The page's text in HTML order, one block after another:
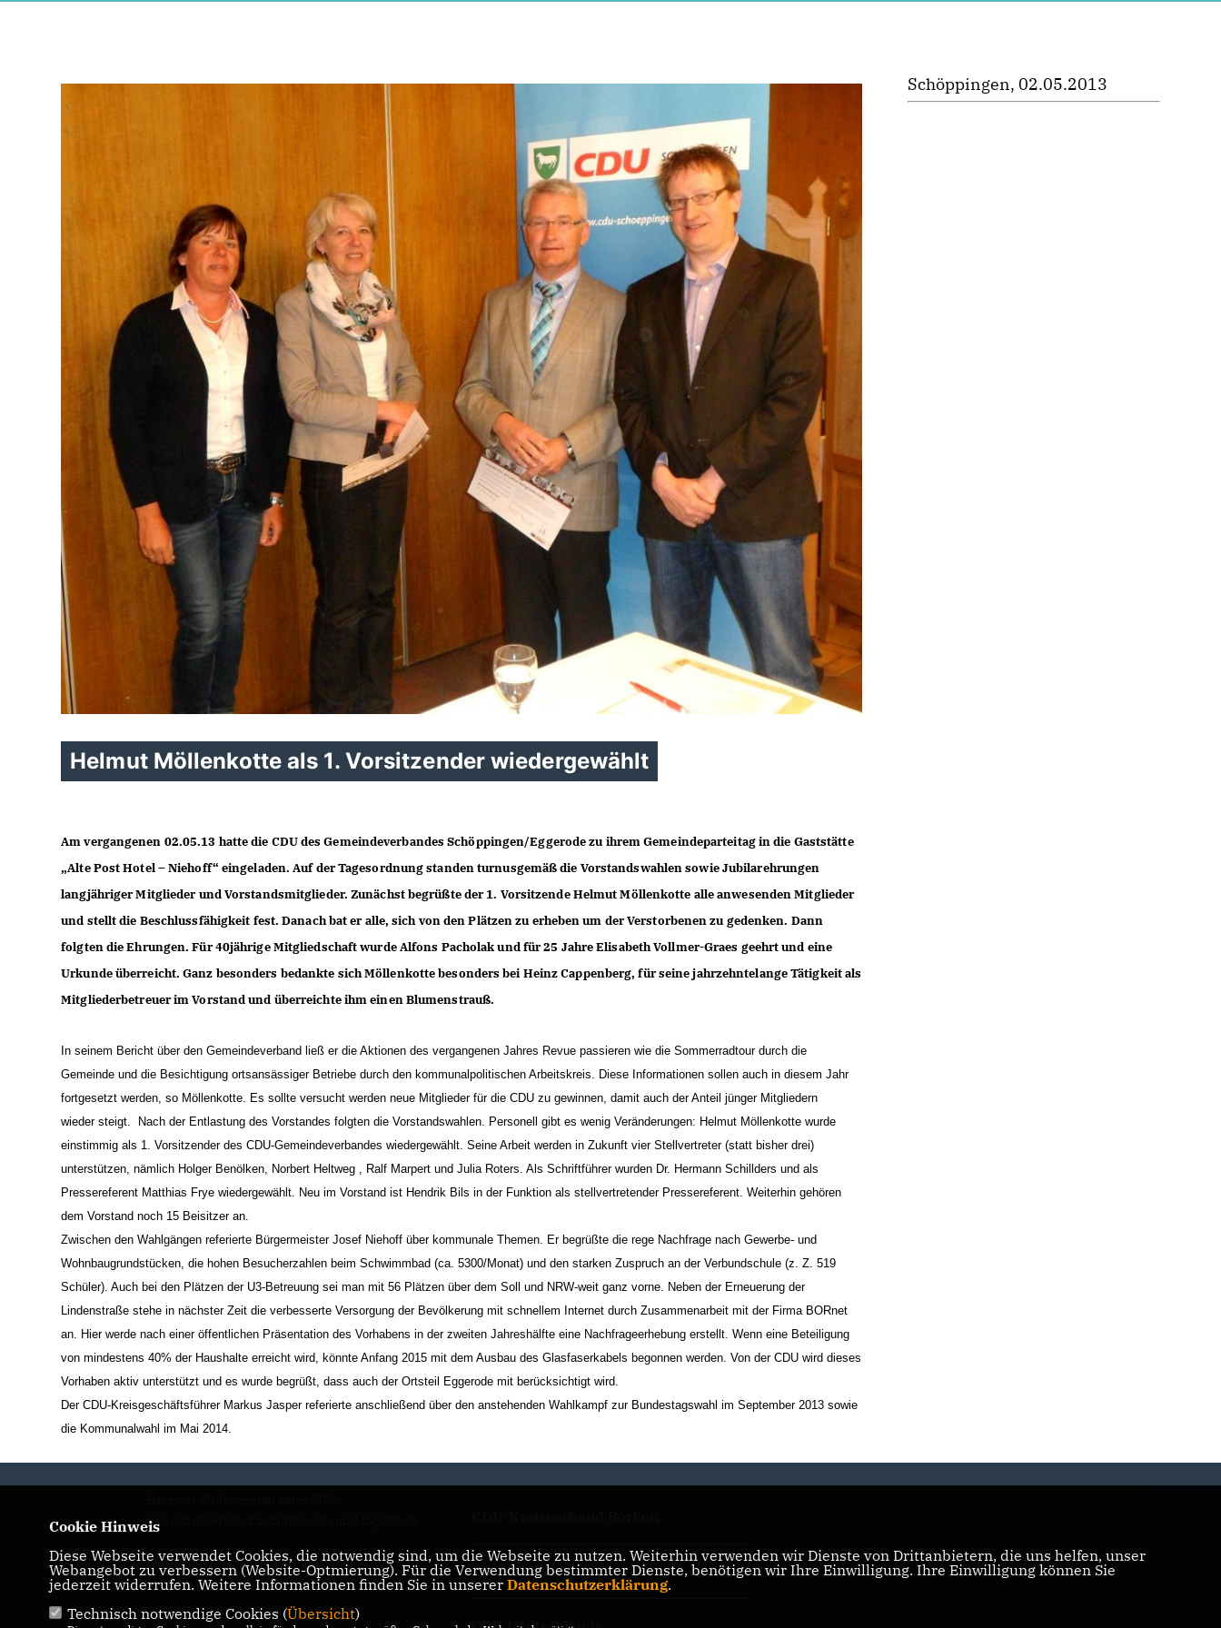
Helmut Möllenkotte als 1. Vorsitzender wiedergewählt
Am vergangenen 02.05.13 hatte die CDU des Gemeindeverbandes Schöppingen/Eggerode zu ihrem Gemeindeparteitag in die Gaststätte
Alte Post Hotel – Niehoff“ eingeladen. Auf der Tagesordnung standen turnusgemäß die Vorstandswahlen sowie Jubilarehrungen
langjähriger Mitglieder und Vorstandsmitglieder. Zunächst begrüßte der 1. Vorsitzende Helmut Möllenkotte alle anwesenden Mitglieder
und stellt die Beschlussfähigkeit fest. Danach bat er alle, sich von den Plätzen zu erheben um der Verstorbenen zu gedenken. Dann
folgten die Ehrungen. Für 40jährige Mitgliedschaft wurde Alfons Pacholak und für 25 Jahre Elisabeth Vollmer-Graes geehrt und eine
Urkunde überreicht. Ganz besonders bedankte sich Möllenkotte besonders bei Heinz Cappenberg, für seine jahrzehntelange Tätigkeit als
Mitgliederbetreuer im Vorstand und überreichte ihm einen Blumenstrauß.
In seinem Bericht über den Gemeindeverband ließ er die Aktionen des vergangenen Jahres Revue passieren wie die Sommerradtour durch die
Gemeinde und die Besichtigung ortsansässiger Betriebe durch den kommunalpolitischen Arbeitskreis. Diese Informationen sollen auch in diesem Jahr
fortgesetzt werden, so Möllenkotte. Es sollte versucht werden neue Mitglieder für die CDU zu gewinnen, damit auch der Anteil jünger Mitgliedern
wieder steigt. Nach der Entlastung des Vorstandes folgten die Vorstandswahlen. Personell gibt es wenig Veränderungen: Helmut Möllenkotte wurde
einstimmig als 1. Vorsitzender des CDU-Gemeindeverbandes wiedergewählt. Seine Arbeit werden in Zukunft vier Stellvertreter (statt bisher drei)
unterstützen, nämlich Holger Benölken, Norbert Heltweg , Ralf Marpert und Julia Roters. Als Schriftführer wurden Dr. Hermann Schillders und als
Pressereferent Matthias Frye wiedergewählt. Neu im Vorstand ist Hendrik Bils in der Funktion als stellvertretender Pressereferent. Weiterhin gehören
dem Vorstand noch 15 Beisitzer an.
Zwischen den Wahlgängen referierte Bürgermeister Josef Niehoff über kommunale Themen. Er begrüßte die rege Nachfrage nach Gewerbe- und
Wohnbaugrundstücken, die hohen Besucherzahlen beim Schwimmbad (ca. 5300/Monat) und den starken Zuspruch an der Verbundschule (z. Z. 519
Schüler). Auch bei den Plätzen der U3-Betreuung sei man mit 56 Plätzen über dem Soll und NRW-weit ganz vorne. Neben der Erneuerung der
Lindenstraße stehe in nächster Zeit die verbesserte Versorgung der Bevölkerung mit schnellem Internet durch Zusammenarbeit mit der Firma BORnet
an. Hier werde nach einer öffentlichen Präsentation des Vorhabens in der zweiten Jahreshälfte eine Nachfrageerhebung erstellt. Wenn eine Beteiligung
von mindestens 40% der Haushalte erreicht wird, könnte Anfang 2015 mit dem Ausbau des Glasfaserkabels begonnen werden. Von der CDU wird dieses
Vorhaben aktiv unterstützt und es wurde begrüßt, dass auch der Ortsteil Eggerode mit berücksichtigt wird.
Der CDU-Kreisgeschäftsführer Markus Jasper referierte anschließend über den anstehenden Wahlkampf zur Bundestagswahl im September 2013 sowie
die Kommunalwahl im Mai 2014.
Schöppingen, 02.05.2013
Gemeindeverband Schöppingen und Eggerode
IMPRESSUM
DATENSCHUTZ
KONTAKT
CDU NRW
Cookie Hinweis
Diese Webseite verwendet Cookies, die notwendig sind, um die Webseite zu nutzen. Weiterhin verwenden wir Dienste von Drittanbietern, die uns helfen, unser
Webangebot zu verbessern (Website-Optmierung). Für die Verwendung bestimmter Dienste, benötigen wir Ihre Einwilligung. Ihre Einwilligung können Sie
jederzeit widerrufen. Weitere Informationen finden Sie in unserer Datenschutzerklärung.
Technisch notwendige Cookies (Übersicht)